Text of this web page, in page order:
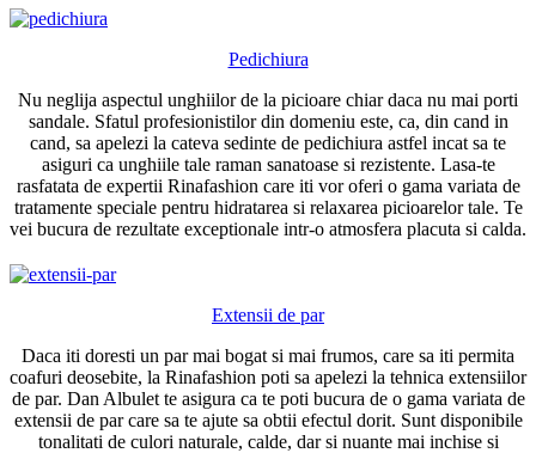
Pedichiura
Nu neglija aspectul unghiilor de la picioare chiar daca nu mai porti
sandale. Sfatul profesionistilor din domeniu este, ca, din cand in
cand, sa apelezi la cateva sedinte de pedichiura astfel incat sa te
asiguri ca unghiile tale raman sanatoase si rezistente. Lasa-te
rasfatata de expertii Rinafashion care iti vor oferi o gama variata de
tratamente speciale pentru hidratarea si relaxarea picioarelor tale. Te
vei bucura de rezultate exceptionale intr-o atmosfera placuta si calda.
Extensii de par
Daca iti doresti un par mai bogat si mai frumos, care sa iti permita
coafuri deosebite, la Rinafashion poti sa apelezi la tehnica extensiilor
de par. Dan Albulet te asigura ca te poti bucura de o gama variata de
extensii de par care sa te ajute sa obtii efectul dorit. Sunt disponibile
tonalitati de culori naturale, calde, dar si nuante mai inchise si